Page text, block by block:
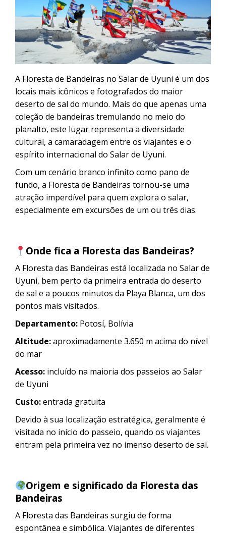
Excursão ao Salar de Uyuni saindo
de Sucre
Uyuni e pelas lagoas do Altiplano
Excursão ao Salar de Uyuni: 3 dias /
2 noites
Cusco a Uyuni em 3 dias
Excursão ao Salar de Uyuni saindo
de Puno
CONTACTANOS
A Floresta de Bandeiras no Salar de Uyuni é um dos
locais mais icônicos e fotografados do maior
deserto de sal do mundo. Mais do que apenas uma
coleção de bandeiras tremulando no meio do
planalto, este lugar representa a diversidade
cultural, a camaradagem entre os viajantes e o
espírito internacional do Salar de Uyuni.
Com um cenário branco infinito como pano de
fundo, a Floresta de Bandeiras tornou-se uma
atração imperdível para quem explora o salar,
especialmente em excursões de um ou três dias.
Onde fica a Floresta das Bandeiras?
A Floresta das Bandeiras está localizada no Salar de
Uyuni, bem perto da primeira entrada do deserto
de sal e a poucos minutos da Playa Blanca, um dos
pontos mais visitados.
Departamento: Potosí, Bolívia
Altitude:aproximadamente 3.650 m acima do nível
do mar
Acesso: incluído na maioria dos passeios ao Salar
de Uyuni
Custo:entrada gratuita
Devido à sua localização estratégica, geralmente é
visitada no início do passeio, quando os viajantes
entram pela primeira vez no imenso deserto de sal.
Origem e significado da Floresta das
Bandeiras
A Floresta das Bandeiras surgiu de forma
espontânea e simbólica. Viajantes de diferentes